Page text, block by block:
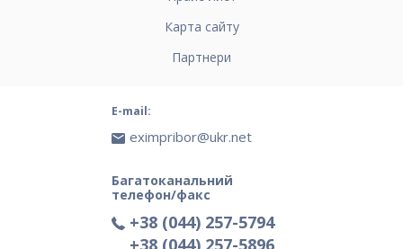
Карта сайту
Партнери
E-mail:
eximpribor@ukr.net
Багатоканальний
телефон/факс
+38 (044) 257-5794
+38 (044) 257-5896